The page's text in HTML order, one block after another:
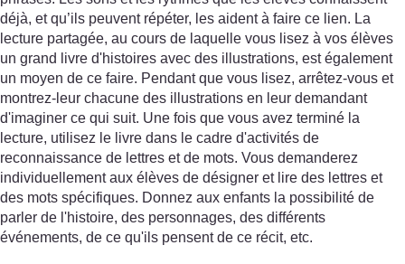
déjà, et qu’ils peuvent répéter, les aident à faire ce lien. La
lecture partagée, au cours de laquelle vous lisez à vos élèves
un grand livre d'histoires avec des illustrations, est également
un moyen de ce faire. Pendant que vous lisez, arrêtez-vous et
montrez-leur chacune des illustrations en leur demandant
d'imaginer ce qui suit. Une fois que vous avez terminé la
lecture, utilisez le livre dans le cadre d'activités de
reconnaissance de lettres et de mots. Vous demanderez
individuellement aux élèves de désigner et lire des lettres et
des mots spécifiques. Donnez aux enfants la possibilité de
parler de l'histoire, des personnages, des différents
événements, de ce qu'ils pensent de ce récit, etc.